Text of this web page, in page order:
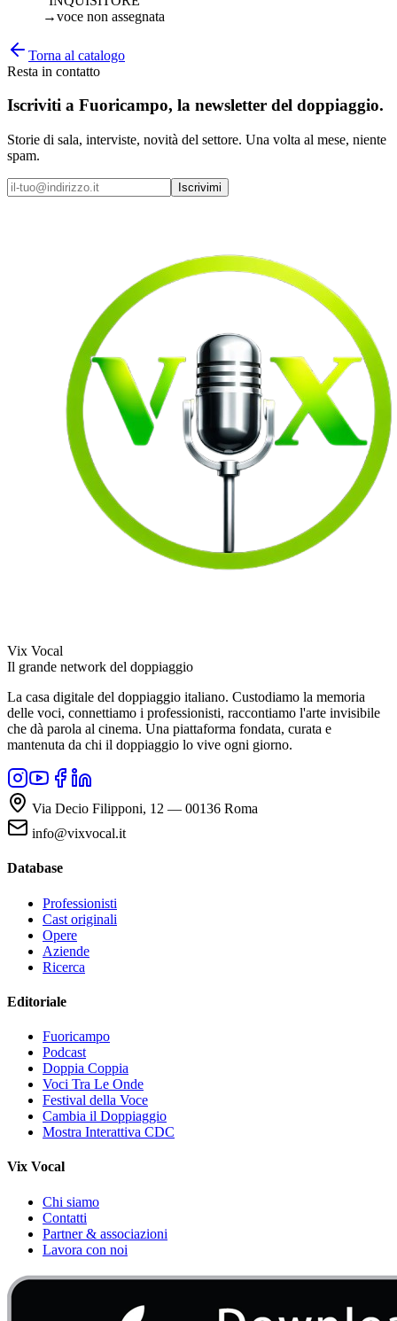
→voce non assegnata
Torna al catalogo
Resta in contatto
Iscriviti a Fuoricampo, la newsletter del doppiaggio.
Storie di sala, interviste, novità del settore. Una volta al mese, niente
spam.
Iscrivimi
Vix Vocal
Il grande network del doppiaggio
La casa digitale del doppiaggio italiano. Custodiamo la memoria
delle voci, connettiamo i professionisti, raccontiamo l'arte invisibile
che dà parola al cinema. Una piattaforma fondata, curata e
mantenuta da chi il doppiaggio lo vive ogni giorno.
Via Decio Filipponi, 12 — 00136 Roma
info@vixvocal.it
Database
Professionisti
Cast originali
Opere
Aziende
Ricerca
Editoriale
Fuoricampo
Podcast
Doppia Coppia
Voci Tra Le Onde
Festival della Voce
Cambia il Doppiaggio
Mostra Interattiva CDC
Vix Vocal
Chi siamo
Contatti
Partner & associazioni
Lavora con noi